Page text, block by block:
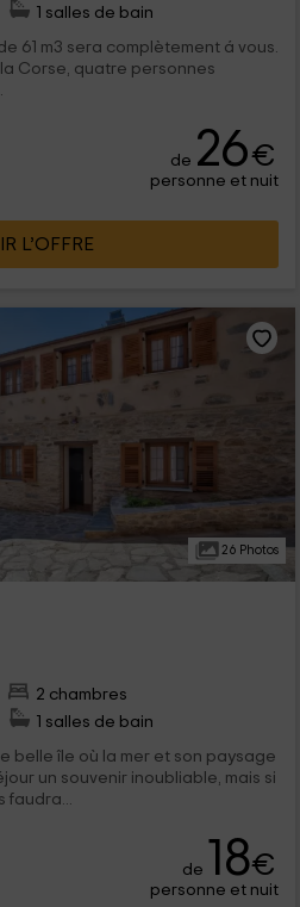
1 salles de bain
61 m3 sera complètement á vous.
Corse, quatre personnes
de 26€
personne et nuit
L’OFFRE
26 Photos
2 chambres
1 salles de bain
belle île où la mer et son paysage
un souvenir inoubliable, mais si
faudra...
de 18€
personne et nuit